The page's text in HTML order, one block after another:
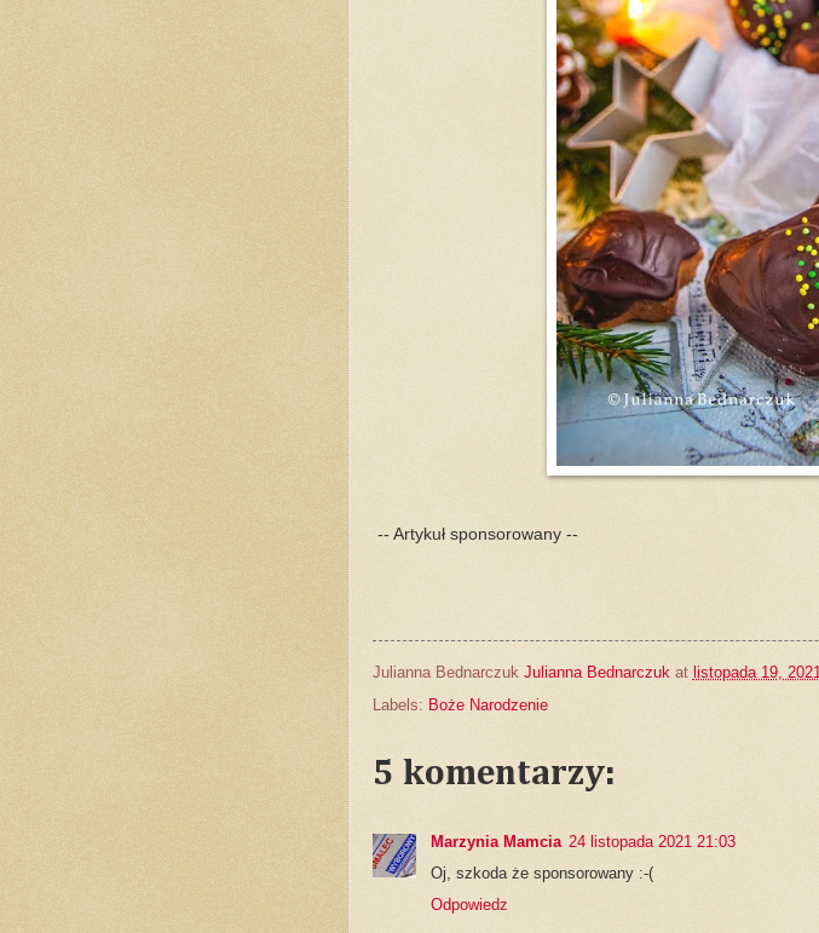
-- Artykuł sponsorowany --
Julianna Bednarczuk Julianna Bednarczuk at listopada 19, 2021
Labels: Boże Narodzenie
5 komentarzy:
Marzynia Mamcia 24 listopada 2021 21:03
Oj, szkoda że sponsorowany :-(
Odpowiedz